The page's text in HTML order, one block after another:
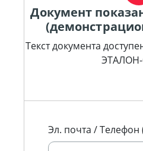
Документ
Текст документа
ЭТАЛОН-
Эл. почта / Телефон